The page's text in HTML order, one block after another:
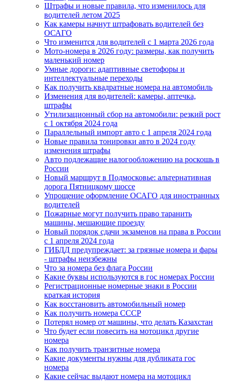
Штрафы и новые правила, что изменилось для
водителей летом 2025
Как камеры начнут штрафовать водителей без
ОСАГО
Что изменится для водителей с 1 марта 2026 года
Мото-номера в 2026 году: размеры, как получить
маленький номер
Умные дороги: адаптивные светофоры и
интеллектуальные переходы
Как получить квадратные номера на автомобиль
Изменения для водителей: камеры, аптечка,
штрафы
Утилизационный сбор на автомобили: резкий рост
с 1 октября 2024 года
Параллельный импорт авто с 1 апреля 2024 года
Новые правила тонировки авто в 2024 году
изменения штрафы
Авто подлежащие налогообложению на роскошь в
России
Новый маршрут в Подмосковье: альтернативная
дорога Пятницкому шоссе
Упрощение оформление ОСАГО для иностранных
водителей
Пожарные могут получить право таранить
машины, мешающие проезду
Новый порядок сдачи экзаменов на права в России
с 1 апреля 2024 года
ГИБДД предупреждает: за грязные номера и фары
- штрафы неизбежны
Что за номера без флага России
Какие буквы используются в гос номерах России
Регистрационные номерные знаки в России
краткая история
Как восстановить автомобильный номер
Как получить номера СССР
Потерял номер от машины, что делать Казахстан
Что будет если повесить на мотоцикл другие
номера
Как получить транзитные номера
Какие документы нужны для дубликата гос
номера
Какие сейчас выдают номера на мотоцикл